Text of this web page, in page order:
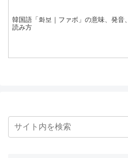
韓国語「화보｜ファボ」の意味、発音、
読み方